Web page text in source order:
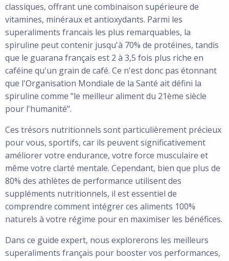
classiques, offrant une combinaison supérieure de
vitamines, minéraux et antioxydants. Parmi les
superaliments francais les plus remarquables, la
spiruline peut contenir jusqu'à 70% de protéines, tandis
que le guarana français est 2 à 3,5 fois plus riche en
caféine qu'un grain de café. Ce n'est donc pas étonnant
que l'Organisation Mondiale de la Santé ait défini la
spiruline comme "le meilleur aliment du 21ème siècle
pour l'humanité".
Ces trésors nutritionnels sont particulièrement précieux
pour vous, sportifs, car ils peuvent significativement
améliorer votre endurance, votre force musculaire et
même votre clarté mentale. Cependant, bien que plus de
80% des athlètes de performance utilisent des
suppléments nutritionnels, il est essentiel de
comprendre comment intégrer ces aliments 100%
naturels à votre régime pour en maximiser les bénéfices.
Dans ce guide expert, nous explorerons les meilleurs
superaliments français pour booster vos performances,